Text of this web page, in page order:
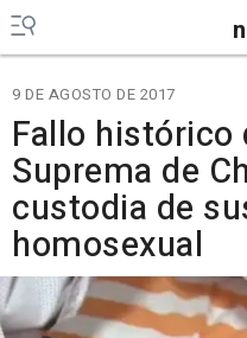
9 DE AGOSTO DE 2017
Fallo histórico
Suprema de
custodia de
homosexual